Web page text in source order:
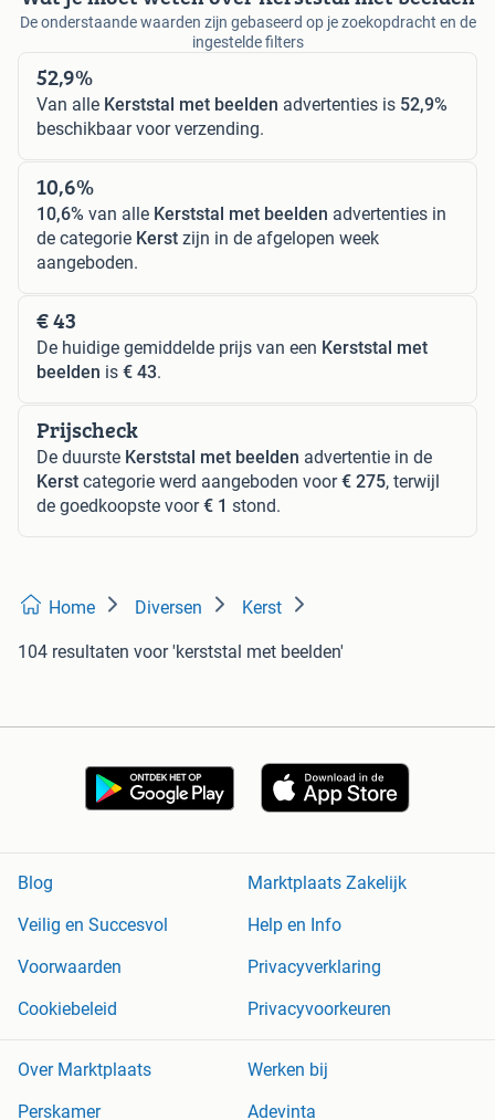
De onderstaande waarden zijn gebaseerd op je zoekopdracht en de
ingestelde filters
52,9%
Van alle Kerststal met beelden advertenties is 52,9%
beschikbaar voor verzending.
10,6%
10,6% van alle Kerststal met beelden advertenties in
de categorie Kerst zijn in de afgelopen week
aangeboden.
€ 43
De huidige gemiddelde prijs van een Kerststal met
beelden is € 43.
Prijscheck
De duurste Kerststal met beelden advertentie in de
Kerst categorie werd aangeboden voor€ 275, terwijl
de goedkoopste voor€ 1 stond.
Home Diversen Kerst
104 resultaten voor 'kerststal met beelden'
Blog
Marktplaats Zakelijk
Veilig en Succesvol
Help en Info
Voorwaarden
Privacyverklaring
Cookiebeleid
Privacyvoorkeuren
Over Marktplaats
Werken bij
Perskamer
Adevinta